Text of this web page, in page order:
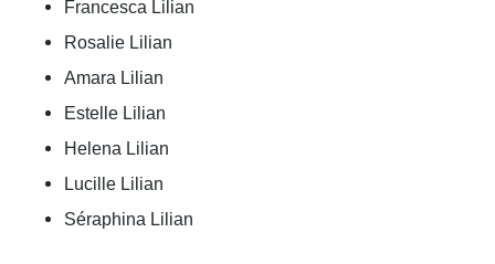
Francesca Lilian
Rosalie Lilian
Amara Lilian
Estelle Lilian
Helena Lilian
Lucille Lilian
Séraphina Lilian